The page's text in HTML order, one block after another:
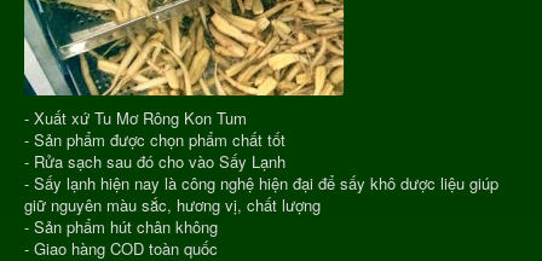
- Xuất xứ Tu Mơ Rông Kon Tum
- Sản phẩm được chọn phẩm chất tốt
- Rửa sạch sau đó cho vào Sấy Lạnh
- Sấy lạnh hiện nay là công nghệ hiện đại để sấy khô dược liệu giúp
giữ nguyên màu sắc, hương vị, chất lượng
- Sản phẩm hút chân không
- Giao hàng COD toàn quốc